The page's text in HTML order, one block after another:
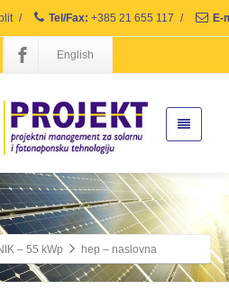
/ Tel/Fax: +385 21 655 117 / E-
English
– 55 kWp hep – naslovna